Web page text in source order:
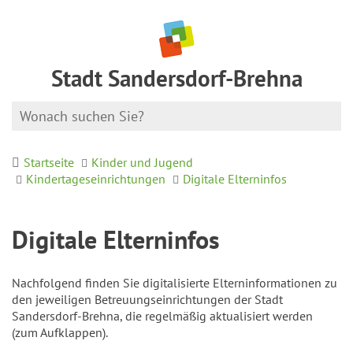
Stadt Sandersdorf-Brehna
Startseite
Kinder und Jugend
Kindertageseinrichtungen
Digitale Elterninfos
Digitale Elterninfos
Nachfolgend finden Sie digitalisierte Elterninformationen zu
den jeweiligen Betreuungseinrichtungen der Stadt
Sandersdorf-Brehna, die regelmäßig aktualisiert werden
(zum Aufklappen).